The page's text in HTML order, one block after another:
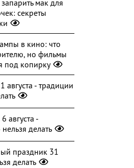
мак для
секреты
в кино: что
но фильмы
под копирку
- традиции
августа -
делать
праздник 31
делать